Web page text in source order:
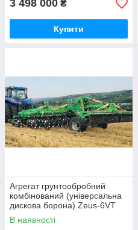
3 498 000 ₴
Купити
Агрегат грунтообробний
комбінований (універсальна
дискова борона) Zeus-6VT
Verti-till "Велес-Агро", ширина
6 м
В наявності